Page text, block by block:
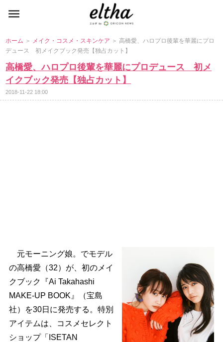
ホーム ＞ メイク・コスメ・スキンケア ＞ 高橋愛、ハロプロ後輩を華麗にプロ
デュース 初メイクブック発売【独占カット】
高橋愛、ハロプロ後輩を華麗にプロデュース 初メ
イクブック発売【独占カット】
2018-11-22 18:00
元モーニング娘。でモデル
の高橋愛（32）が、初のメイ
クブック『Ai Takahashi
MAKE-UP BOOK』（宝島
社）を30日に発売する。特別
アイテムは、コスメセレクト
ショップ「ISETAN